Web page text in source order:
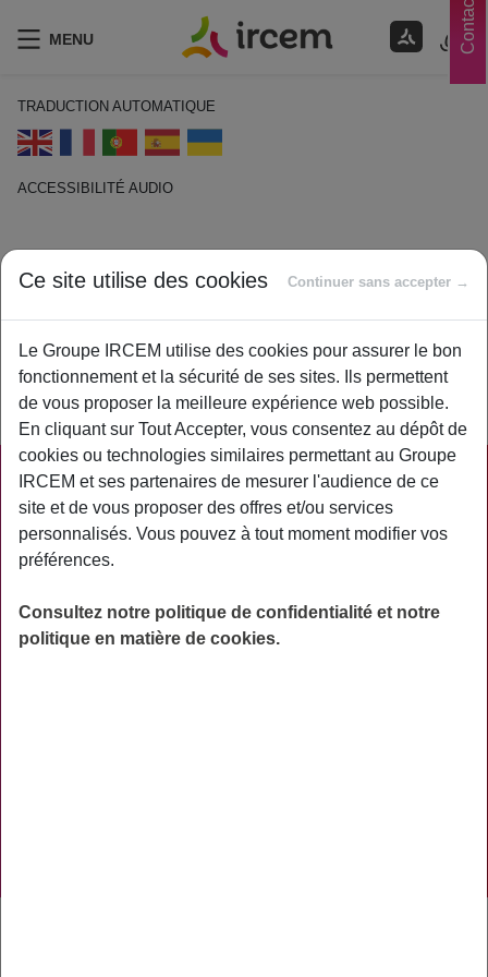
Contacts
MENU
TRADUCTION AUTOMATIQUE
ACCESSIBILITÉ AUDIO
Minoration
Byircem
Réduction ou diminution.
PRATIQUE
ACTUALITÉS
ASSURANCES
PRÉVOYANCE
RETRAITE
Ce site utilise des cookies Continuer sans accepter →
Le Groupe IRCEM utilise des cookies pour assurer le bon
fonctionnement et la sécurité de ses sites. Ils permettent
de vous proposer la meilleure expérience web possible.
En cliquant sur Tout Accepter, vous consentez au dépôt de
cookies ou technologies similaires permettant au Groupe
IRCEM et ses partenaires de mesurer l'audience de ce
site et de vous proposer des offres et/ou services
personnalisés. Vous pouvez à tout moment modifier vos
préférences.
Consultez notre politique de confidentialité et notre
politique en matière de cookies.